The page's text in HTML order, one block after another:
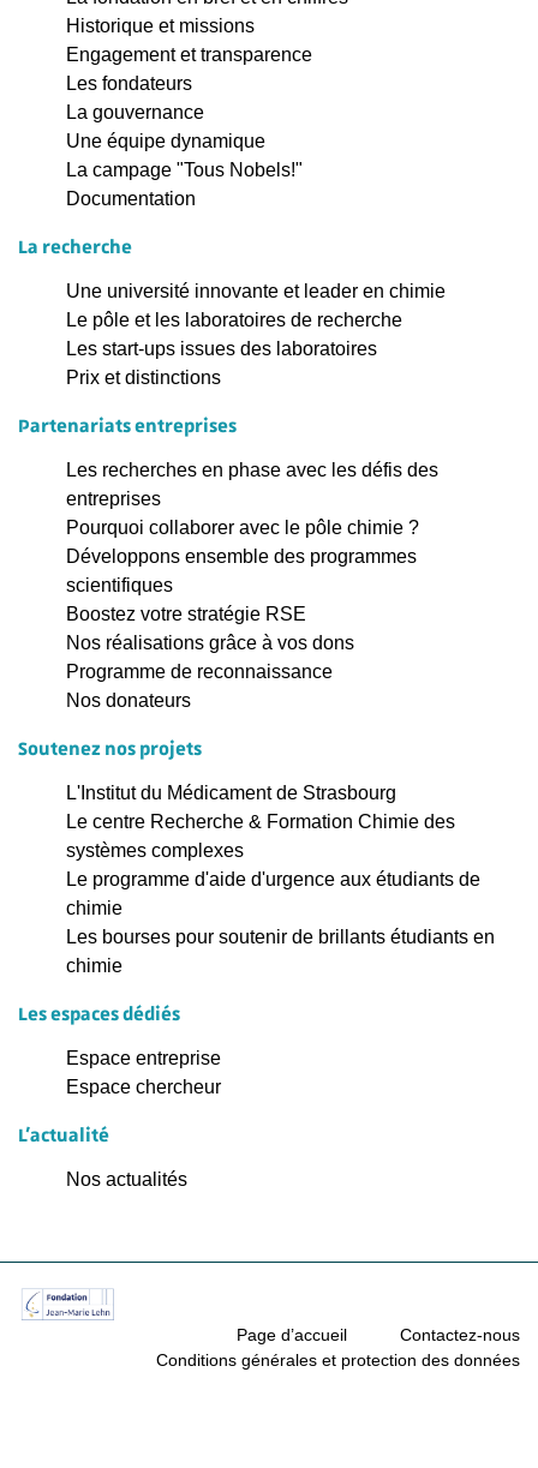
Historique et missions
Engagement et transparence
Les fondateurs
La gouvernance
Une équipe dynamique
La campage "Tous Nobels!"
Documentation
La recherche
Une université innovante et leader en chimie
Le pôle et les laboratoires de recherche
Les start-ups issues des laboratoires
Prix et distinctions
Partenariats entreprises
Les recherches en phase avec les défis des
entreprises
Pourquoi collaborer avec le pôle chimie ?
Développons ensemble des programmes
scientifiques
Boostez votre stratégie RSE
Nos réalisations grâce à vos dons
Programme de reconnaissance
Nos donateurs
Soutenez nos projets
L'Institut du Médicament de Strasbourg
Le centre Recherche & Formation Chimie des
systèmes complexes
Le programme d'aide d'urgence aux étudiants de
chimie
Les bourses pour soutenir de brillants étudiants en
chimie
Les espaces dédiés
Espace entreprise
Espace chercheur
L'actualité
Nos actualités
Page d’accueil
Contactez-nous
Conditions générales et protection des données